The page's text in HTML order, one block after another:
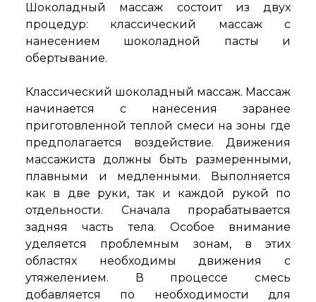
Шоколадный массаж состоит из двух
процедур: классический массаж с
нанесением шоколадной пасты и
обертывание.
Классический шоколадный массаж. Массаж
начинается с нанесения заранее
приготовленной теплой смеси на зоны где
предполагается воздействие. Движения
массажиста должны быть размеренными,
плавными и медленными. Выполняется
как в две руки, так и каждой рукой по
отдельности. Сначала прорабатывается
задняя часть тела. Особое внимание
уделяется проблемным зонам, в этих
областях необходимы движения с
утяжелением. В процессе смесь
добавляется по необходимости для